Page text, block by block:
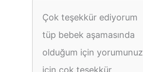
Çok teşekkür ediyorum
tüp bebek aşamasında
olduğum için yorumunuz
için çok teşekkür